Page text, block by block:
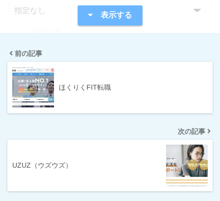
指定なし
300万円〜
500万円〜
700万円〜 800万円〜
条件
IT系に強い サポートが手厚い
スカウトサービス
表示する
前の記事
ほくりくFIT転職
次の記事
UZUZ（ウズウズ）